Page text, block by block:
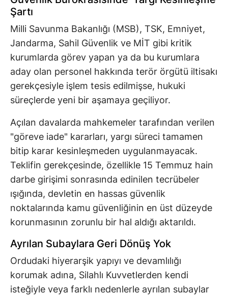
Şartı
Milli Savunma Bakanlığı (MSB), TSK, Emniyet,
Jandarma, Sahil Güvenlik ve MİT gibi kritik
kurumlarda görev yapan ya da bu kurumlara
aday olan personel hakkında terör örgütü iltisakı
gerekçesiyle işlem tesis edilmişse, hukuki
süreçlerde yeni bir aşamaya geçiliyor.
Açılan davalarda mahkemeler tarafından verilen
"göreve iade" kararları, yargı süreci tamamen
bitip karar kesinleşmeden uygulanmayacak.
Teklifin gerekçesinde, özellikle 15 Temmuz hain
darbe girişimi sonrasında edinilen tecrübeler
ışığında, devletin en hassas güvenlik
noktalarında kamu güvenliğinin en üst düzeyde
korunmasının zorunlu bir hal aldığı aktarıldı.
Ayrılan Subaylara Geri Dönüş Yok
Ordudaki hiyerarşik yapıyı ve devamlılığı
korumak adına, Silahlı Kuvvetlerden kendi
isteğiyle veya farklı nedenlerle ayrılan subaylar